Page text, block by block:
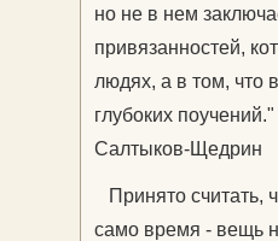
но не в нем
привязанностей,
людях, а в том,
глубоких поучений."
Салтыков-Щедрин
Принято считать,
само время - вещь